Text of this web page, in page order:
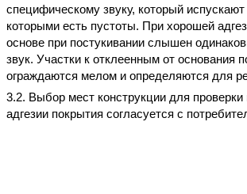
специфическому звуку, который
которыми есть пустоты. При хорошей
основе при постукивании слышен
звук. Участки к отклеенным от основания
ограждаются мелом и определяются для
3.2. Выбор мест конструкции для проверки
адгезии покрытия согласуется с